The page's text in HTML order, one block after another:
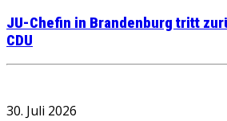
JU-Chefin in Brandenburg tritt
CDU
30. Juli 2026